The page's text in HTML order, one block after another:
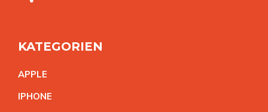
KATEGORIEN
APPLE
IPHONE